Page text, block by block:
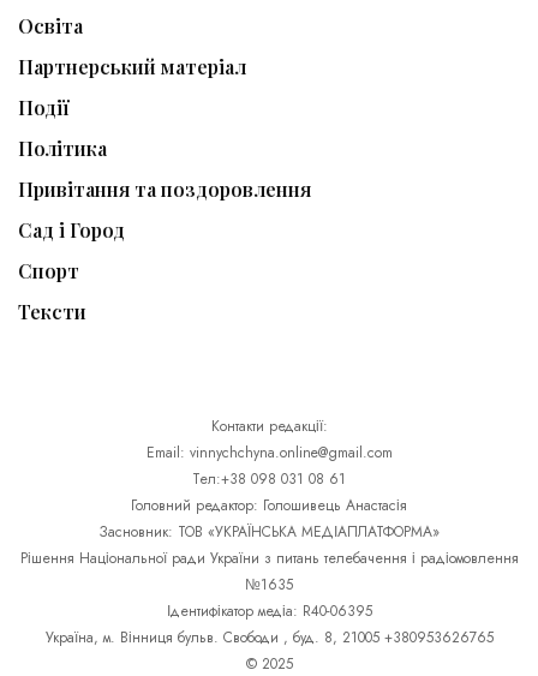
Освіта
Партнерський матеріал
Події
Політика
Привітання та поздоровлення
Сад і Город
Спорт
Тексти
Контакти редакції:
Email: vinnychchyna.online@gmail.com
Тел:+38 098 031 08 61
Головний редактор: Голошивець Анастасія
Засновник: ТОВ «УКРАЇНСЬКА МЕДІАПЛАТФОРМА»
Рішення Національної ради України з питань телебачення і радіомовлення
№1635
Ідентифікатор медіа: R40-06395
Україна, м. Вінниця бульв. Свободи , буд. 8, 21005 +380953626765
© 2025